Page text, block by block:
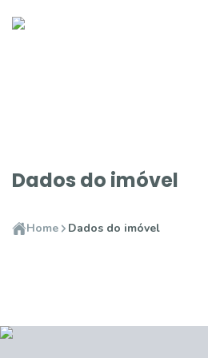
Dados do imóvel
Home Dados do imóvel